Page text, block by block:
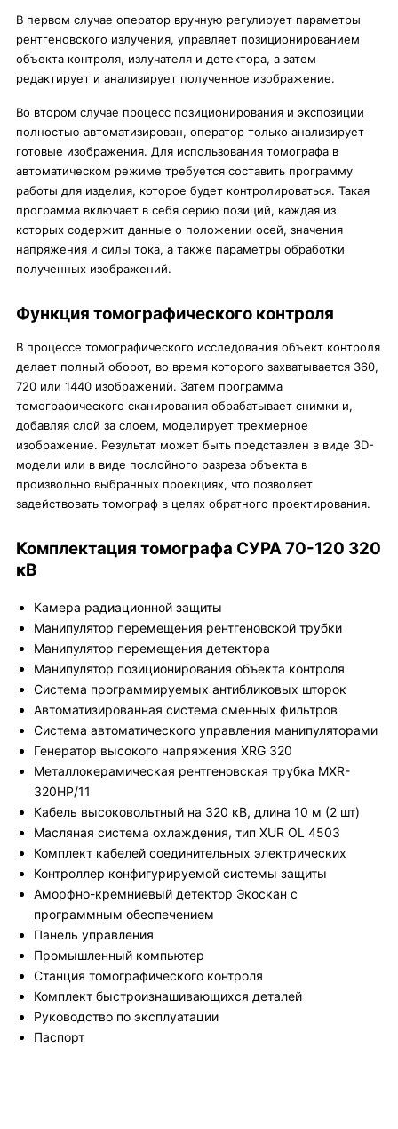
В первом случае оператор вручную регулирует параметры
рентгеновского излучения, управляет позиционированием
объекта контроля, излучателя и детектора, а затем
редактирует и анализирует полученное изображение.
Во втором случае процесс позиционирования и экспозиции
полностью автоматизирован, оператор только анализирует
готовые изображения. Для использования томографа в
автоматическом режиме требуется составить программу
работы для изделия, которое будет контролироваться. Такая
программа включает в себя серию позиций, каждая из
которых содержит данные о положении осей, значения
напряжения и силы тока, а также параметры обработки
полученных изображений.
Функция томографического контроля
В процессе томографического исследования объект контроля
делает полный оборот, во время которого захватывается 360,
720 или 1440 изображений. Затем программа
томографического сканирования обрабатывает снимки и,
добавляя слой за слоем, моделирует трехмерное
изображение. Результат может быть представлен в виде 3D-
модели или в виде послойного разреза объекта в
произвольно выбранных проекциях, что позволяет
задействовать томограф в целях обратного проектирования.
Комплектация томографа СУРА 70-120 320
кВ
Камера радиационной защиты
Манипулятор перемещения рентгеновской трубки
Манипулятор перемещения детектора
Манипулятор позиционирования объекта контроля
Система программируемых антибликовых шторок
Автоматизированная система сменных фильтров
Система автоматического управления манипуляторами
Генератор высокого напряжения XRG 320
Металлокерамическая рентгеновская трубка MXR-
320HP/11
Кабель высоковольтный на 320 кВ, длина 10 м (2 шт)
Масляная система охлаждения, тип XUR OL 4503
Комплект кабелей соединительных электрических
Контроллер конфигурируемой системы защиты
Аморфно-кремниевый детектор Экоскан с
программным обеспечением
Панель управления
Промышленный компьютер
Станция томографического контроля
Комплект быстроизнашивающихся деталей
Руководство по эксплуатации
Паспорт